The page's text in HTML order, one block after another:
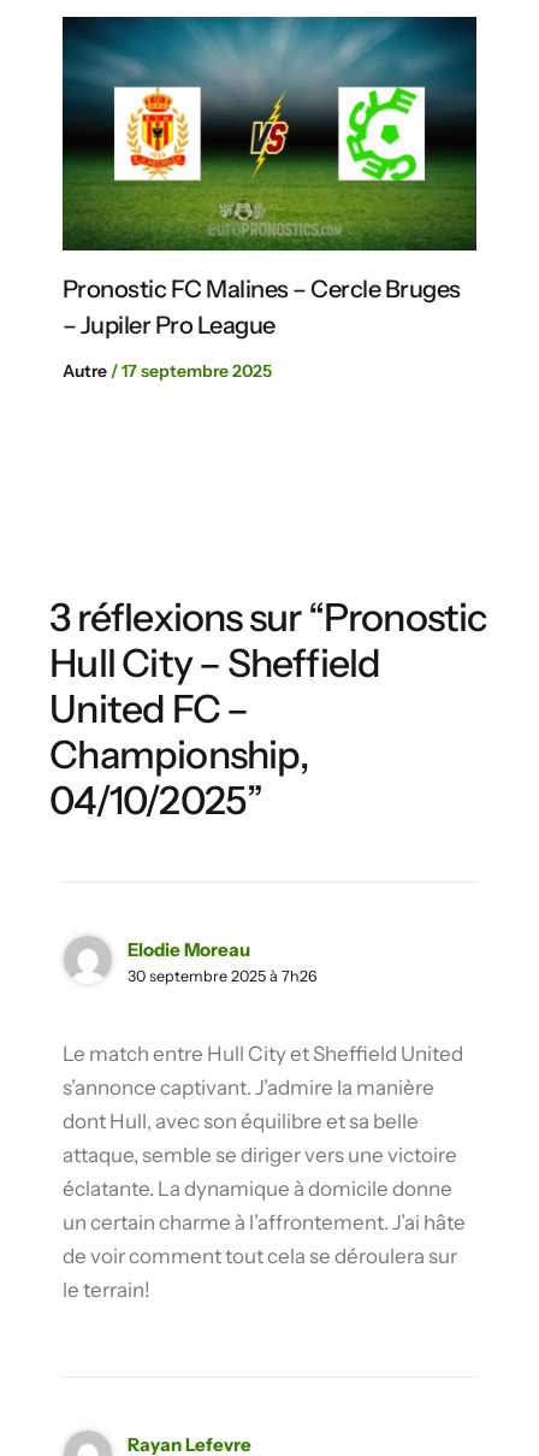
Pronostic FC Malines – Cercle Bruges
– Jupiler Pro League
Autre/17 septembre 2025
3 réflexions sur “Pronostic
Hull City – Sheffield
United FC –
Championship,
04/10/2025”
Elodie Moreau
30 septembre 2025 à 7h26
Le match entre Hull City et Sheffield United
s’annonce captivant. J’admire la manière
dont Hull, avec son équilibre et sa belle
attaque, semble se diriger vers une victoire
éclatante. La dynamique à domicile donne
un certain charme à l’affrontement. J’ai hâte
de voir comment tout cela se déroulera sur
le terrain!
Rayan Lefevre